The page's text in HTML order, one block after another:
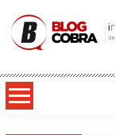
Blog Cobra